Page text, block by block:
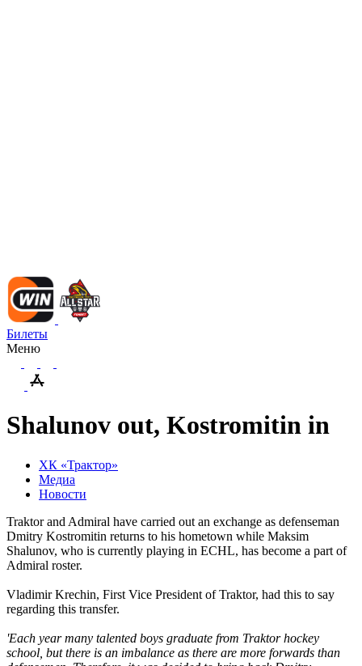
Билеты
Меню
Shalunov out, Kostromitin in
ХК «Трактор»
Медиа
Новости
Traktor and Admiral have carried out an exchange as defenseman
Dmitry Kostromitin returns to his hometown while Maksim
Shalunov, who is currently playing in ECHL, has become a part of
Admiral roster.
Vladimir Krechin, First Vice President of Traktor, had this to say
regarding this transfer.
'Each year many talented boys graduate from Traktor hockey
school, but there is an imbalance as there are more forwards than